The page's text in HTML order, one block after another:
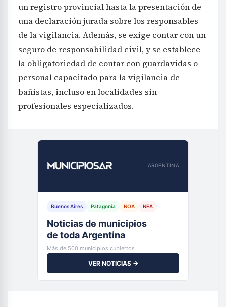
un registro provincial hasta la presentación de
una declaración jurada sobre los responsables
de la vigilancia. Además, se exige contar con un
seguro de responsabilidad civil, y se establece
la obligatoriedad de contar con guardavidas o
personal capacitado para la vigilancia de
bañistas, incluso en localidades sin
profesionales especializados.
ARGENTINA
Buenos Aires Patagonia NOA NEA
Noticias de municipios
de toda Argentina
Más de 500 municipios cubiertos
VER NOTICIAS →